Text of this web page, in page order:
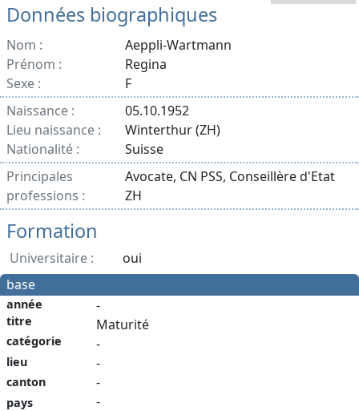
Données biographiques
Nom :
Aeppli-Wartmann
Prénom :
Regina
Sexe :
F
Naissance :
05.10.1952
Lieu naissance :
Winterthur (ZH)
Nationalité :
Suisse
Principales
professions :
Avocate, CN PSS, Conseillère d'Etat
ZH
Formation
Universitaire :
oui
base
année
titre
catégorie
lieu
canton
pays
-
Maturité
-
-
-
-